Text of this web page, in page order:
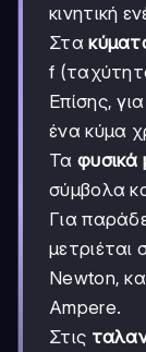
κινητική
Στα
f
Επίσης,
ένα κύμα
Τα φυσικά
σύμβολα
Για
μετριέται
Newton,
Ampere.
Στις